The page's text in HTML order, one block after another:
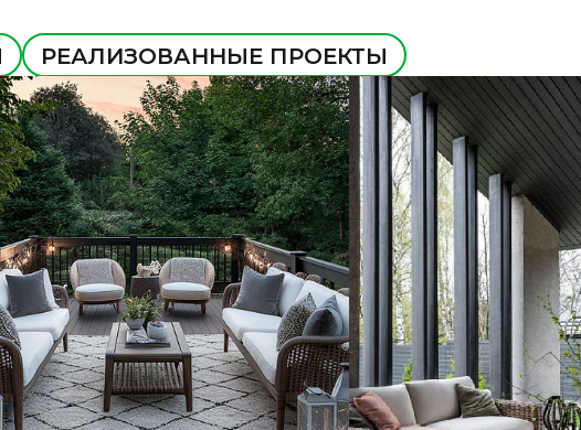
РЕАЛИЗОВАННЫЕ ПРОЕКТЫ